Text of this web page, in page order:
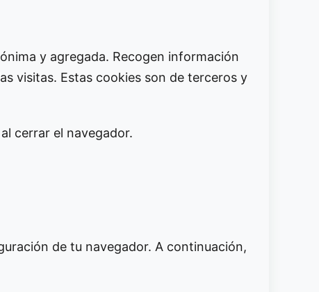
y agregada. Recogen información
visitas. Estas cookies son de terceros y
cerrar el navegador.
de tu navegador. A continuación,